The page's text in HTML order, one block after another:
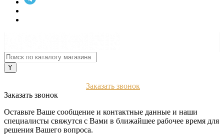
Заказать звонок
Заказать звонок
Оставьте Ваше сообщение и контактные данные и наши
специалисты свяжутся с Вами в ближайшее рабочее время для
решения Вашего вопроса.